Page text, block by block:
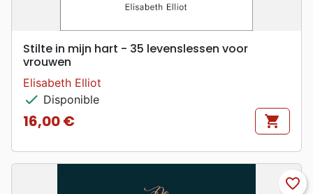
Stilte in mijn hart - 35 levenslessen voor
vrouwen
Elisabeth Elliot
check Disponible
Prix
16,00 € shopping_cart
favorite_border